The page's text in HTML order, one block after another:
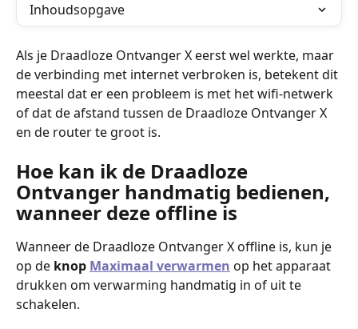
Inhoudsopgave
Als je Draadloze Ontvanger X eerst wel werkte, maar
de verbinding met internet verbroken is, betekent dit
meestal dat er een probleem is met het wifi-netwerk
of dat de afstand tussen de Draadloze Ontvanger X
en de router te groot is.
Hoe kan ik de Draadloze
Ontvanger handmatig bedienen,
wanneer deze offline is
Wanneer de Draadloze Ontvanger X offline is, kun je
op de knop Maximaal verwarmen op het apparaat
drukken om verwarming handmatig in of uit te
schakelen.